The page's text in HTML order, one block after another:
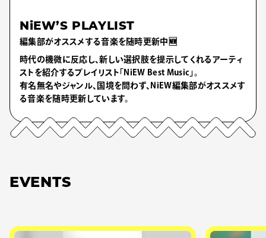
NiEW’S PLAYLIST
編集部がオススメする音楽を随時更新中🆕
時代の機微に反応し、新しい選択肢を提示してくれるアーティ
ストを紹介するプレイリスト「NiEW Best Music」。
有名無名やジャンル、国境を問わず、NiEW編集部がオススメす
る音楽を随時更新しています。
EVENTS